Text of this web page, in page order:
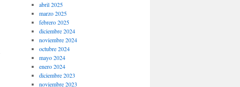
abril 2025
marzo 2025
febrero 2025
diciembre 2024
noviembre 2024
octubre 2024
mayo 2024
enero 2024
diciembre 2023
noviembre 2023